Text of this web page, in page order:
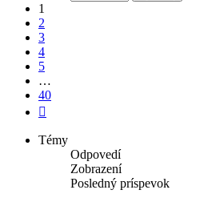
1
2
3
4
5
…
40
Témy
Odpovedí
Zobrazení
Posledný príspevok